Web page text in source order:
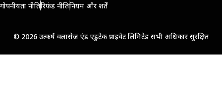
गोपनीयता नीतिरिफंड नीतिनियम और शर्तें
© 2026 उत्कर्ष क्लासेज एंड एडुटेक प्राइवेट लिमिटेड सभी अधिकार सुरक्षित